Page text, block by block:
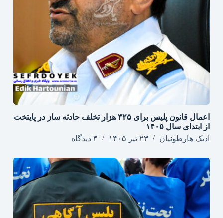
اعمال قانون پلیس برای ۳۲۵ هزار تخلف حادثه ساز در پایتخت
از ابتدای سال ۱۴۰۵
ادیک هارطونیان
۲۳ تیر ۱۴۰۵ ۴ دیدگاه